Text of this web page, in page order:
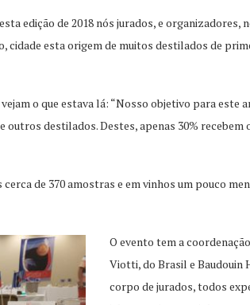
edição de 2018 nós jurados, e organizadores,
cidade esta origem de muitos destilados de
o que estava lá: “Nosso objetivo para este
destilados. Destes, apenas 30% recebem
de 370 amostras e em vinhos um pouco
O evento tem a
Viotti, do Brasil e Baudouin
corpo de jurados, todos